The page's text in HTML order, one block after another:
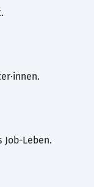
Leben.